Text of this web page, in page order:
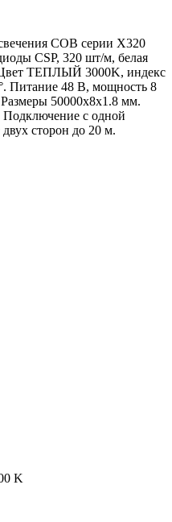
COB серии X320
CSP, 320 шт/м, белая
ТЕПЛЫЙ 3000K, индекс
Питание 48 В, мощность 8
50000х8х1.8 мм.
с одной
сторон до 20 м.
K